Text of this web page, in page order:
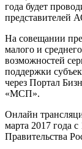
года будет
представителей
На совещании
малого и
возможностей
поддержки
через Портал
«МСП».
Онлайн
марта 2017 года
Правительства